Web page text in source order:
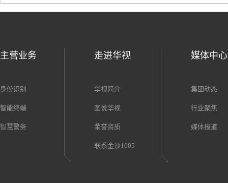
主营业务
身份识别
智能终端
智慧警务
走进华视
华视简介
图说华视
荣誉资质
联系金沙1005
媒体中心
集团动态
行业聚焦
媒体报道